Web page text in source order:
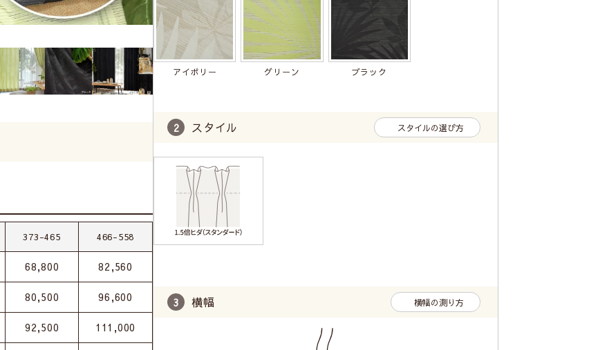
373-465 466-558
68,800 82,560
80,500 96,600
92,500 111,000
アイボリー グリーン ブラック
スタイル スタイルの選び方
横幅 横幅の測り方